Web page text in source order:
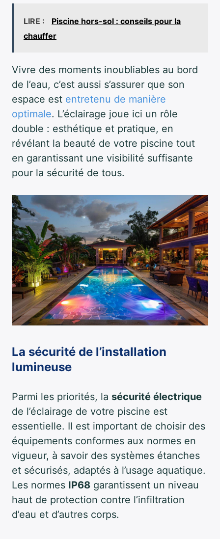
LIRE :
Piscine hors-sol : conseils pour la
chauffer
Vivre des moments inoubliables au bord
de l’eau, c’est aussi s’assurer que son
espace est entretenu de manière
optimale. L’éclairage joue ici un rôle
double : esthétique et pratique, en
révélant la beauté de votre piscine tout
en garantissant une visibilité suffisante
pour la sécurité de tous.
La sécurité de l’installation
lumineuse
Parmi les priorités, la sécurité électrique
de l’éclairage de votre piscine est
essentielle. Il est important de choisir des
équipements conformes aux normes en
vigueur, à savoir des systèmes étanches
et sécurisés, adaptés à l’usage aquatique.
Les normes IP68 garantissent un niveau
haut de protection contre l’infiltration
d’eau et d’autres corps.